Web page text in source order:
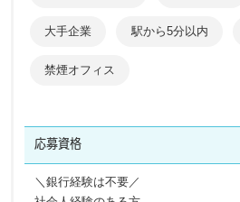
大手企業 駅から5分以内
禁煙オフィス
応募資格
＼銀行経験は不要／